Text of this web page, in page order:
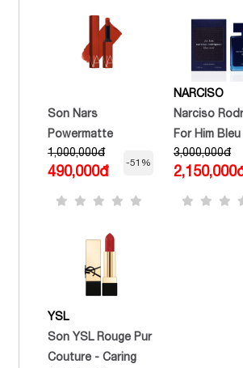
Son Nars
Powermatte
Lipstick 133 Too
Hot To Hold đỏ
cam
1,000,000đ
490,000đ
-51%
NARCISO
Narciso
For Him
EDP
3,000,000đ
YSL
Son YSL Rouge Pur
Couture - Caring